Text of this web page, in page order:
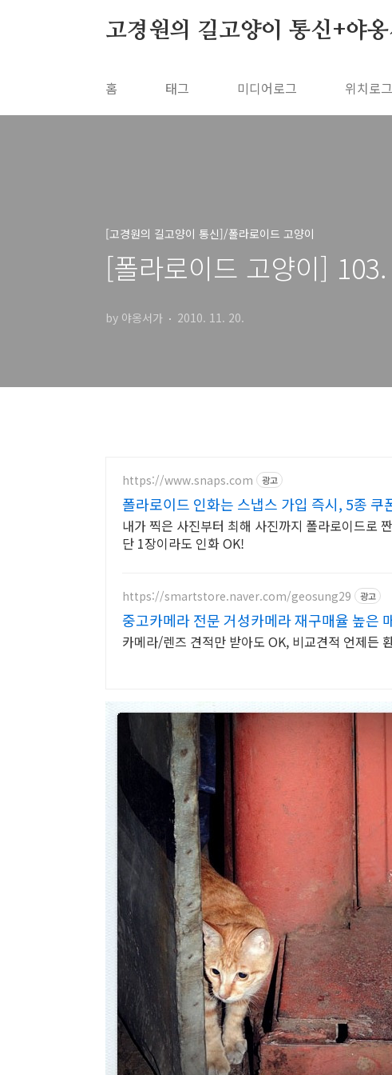
고경원의 길고양이 통신+야
홈 태그 미디어로그 위치로그
[고경원의 길고양이 통신]/폴라로이드 고양이
[폴라로이드 고양이]
by 야옹서가 2010. 11. 20.
https://www.snaps.com 광고
폴라로이드 인화는 스냅스 가입 즉시, 5종 쿠
내가 찍은 사진부터 최해 사진까지 폴라로이드로
단 1장이라도 인화 OK!
https://smartstore.naver.com/geosung29 광고
중고카메라 전문 거성카메라 재구매율 높은
카메라/렌즈 견적만 받아도 OK, 비교견적 언제든